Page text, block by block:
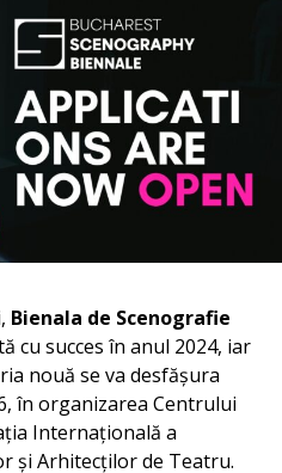
Bienala de Scenografie
cu succes în anul 2024, iar
nouă se va desfășura
în organizarea Centrului
Internațională a
și Arhitecților de Teatru.